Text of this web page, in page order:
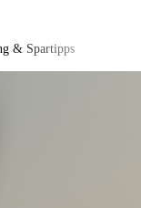
& Spartipps